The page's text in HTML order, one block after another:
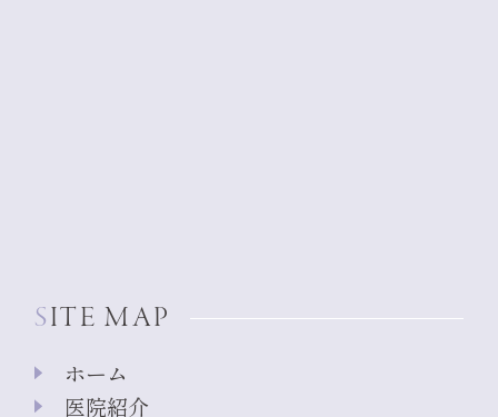
SITE MAP
ホーム
医院紹介